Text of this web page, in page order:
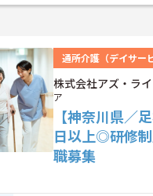
通所介護（デイサー
株式会社アズ・ラ
ア
【神奈川県／
日以上◎研修
職募集